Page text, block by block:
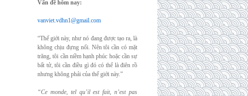
Vấn đề hôm nay:
vanviet.vdhn1@gmail.com
“Thế giới này, như nó đang được tạo ra, là
không chịu đựng nổi. Nên tôi cần có mặt
trăng, tôi cần niềm hạnh phúc hoặc cần sự
bất tử, tôi cần điều gì đó có thể là điên rồ
nhưng không phải của thế giới này.”
“Ce monde, tel qu’il est fait, n’est pas